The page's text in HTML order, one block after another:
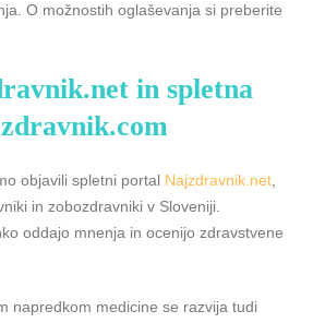
O možnostih oglaševanja si preberite
in spletna
objavili spletni portal Najzdravnik.net
in zobozdravniki v Sloveniji.
oddajo mnenja in ocenijo zdravstvene
napredkom medicine se razvija tudi